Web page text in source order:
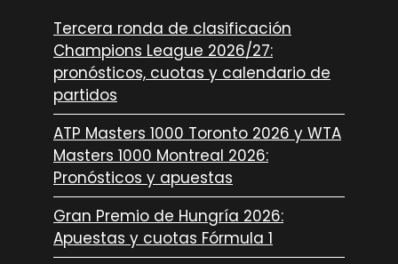
Tercera ronda de clasificación
Champions League 2026/27:
pronósticos, cuotas y calendario de
partidos
ATP Masters 1000 Toronto 2026 y WTA
Masters 1000 Montreal 2026:
Pronósticos y apuestas
Gran Premio de Hungría 2026:
Apuestas y cuotas Fórmula 1